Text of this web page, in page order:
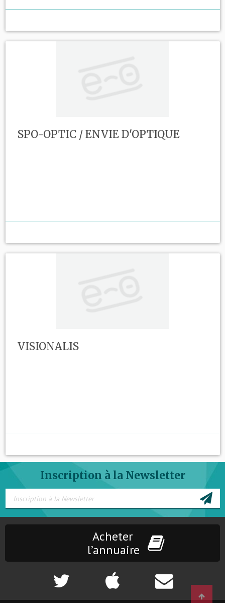
SPO-OPTIC / ENVIE D'OPTIQUE
VISIONALIS
Inscription à la Newsletter
Acheter
l’annuaire